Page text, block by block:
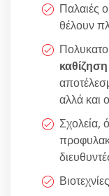
Παλαιές
θέλουν
καθίζηση
αλλά και
Σχολεία,
Βιοτεχνίες